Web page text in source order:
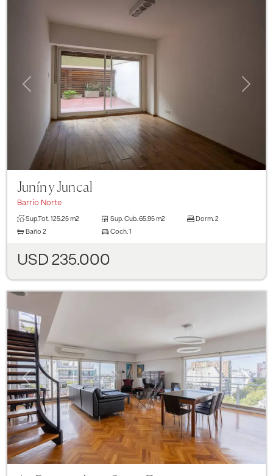
Previous
Junín y Juncal
Barrio Norte
Sup.Tot. 125.25 m2 Sup. Cub. 65.95 m2 Dorm. 2
Baño 2 Coch. 1
USD 235.000
Previous Next